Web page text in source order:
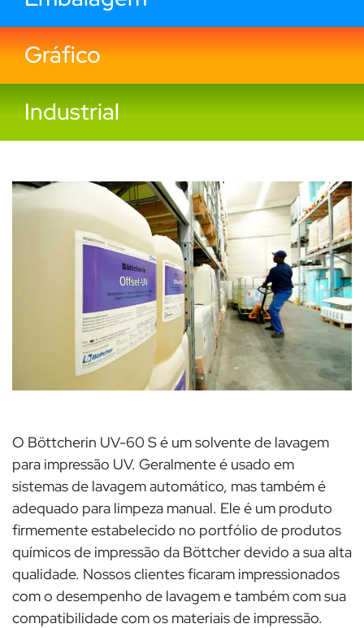
Gráfico
Industrial
O Böttcherin UV-60 S é um solvente de lavagem
para impressão UV. Geralmente é usado em
sistemas de lavagem automático, mas também é
adequado para limpeza manual. Ele é um produto
firmemente estabelecido no portfólio de produtos
químicos de impressão da Böttcher devido a sua alta
qualidade. Nossos clientes ficaram impressionados
com o desempenho de lavagem e também com sua
compatibilidade com os materiais de impressão.